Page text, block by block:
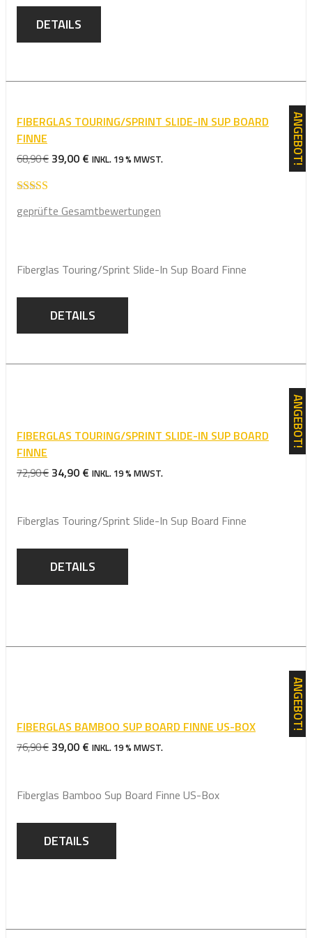
DETAILS
FIBERGLAS TOURING/SPRINT SLIDE-IN SUP BOARD
FINNE
68,90€ URSPRÜNGLICHER
68,90 €
39,00 € AKTUELLER
39,00 €.
INKL. 19 % MWST.
5.00von 5
geprüfte Gesamtbewertungen
Fiberglas Touring/Sprint Slide-In Sup Board Finne
DETAILS
FIBERGLAS TOURING/SPRINT SLIDE-IN SUP BOARD
FINNE
72,90€ URSPRÜNGLICHER
72,90 €
34,90 € AKTUELLER
34,90 €.
INKL. 19 % MWST.
Fiberglas Touring/Sprint Slide-In Sup Board Finne
DETAILS
ANGEBOT!
FIBERGLAS BAMBOO SUP BOARD FINNE US-BOX
76,90€ URSPRÜNGLICHER
76,90 €
39,00 € AKTUELLER
39,00 €.
INKL. 19 % MWST.
Fiberglas Bamboo Sup Board Finne US-Box
DETAILS
ANGEBOT!
ANGEBOT!